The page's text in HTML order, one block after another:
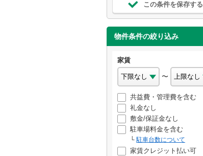
この条件を保存する
物件条件の絞り込み
家賃
〜
共益費・管理費を含む
礼金なし
敷金/保証金なし
駐車場料金を含む
駐車台数について
家賃クレジット払い可